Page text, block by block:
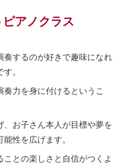
アノクラス
するのが好きで趣味になれ
。
力を身に付けるというこ
お子さん本人が目標や夢を
性を広げます。
との楽しさと自信がつくよ